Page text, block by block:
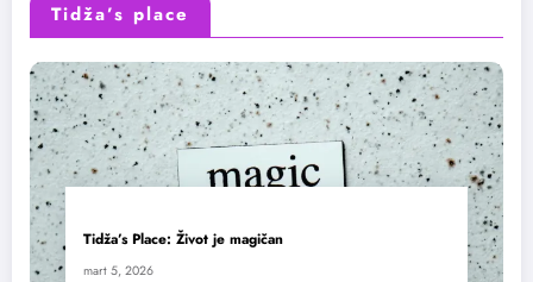
Tidža’s place
Tidža’s Place: Život je magičan
mart 5, 2026